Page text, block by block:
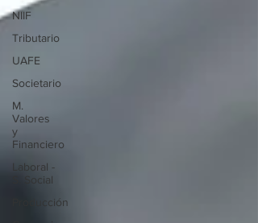
NIIF
Tributario
UAFE
Societario
M.
Valores
y
Financiero
Laboral -
S. Social
Producción